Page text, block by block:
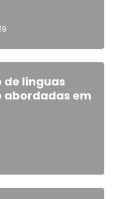
de línguas
abordadas em